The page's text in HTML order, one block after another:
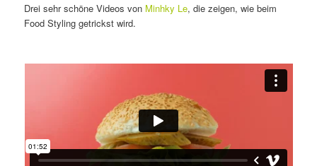
Drei sehr schöne Videos von Minhky Le, die zeigen, wie beim
Food Styling getrickst wird.